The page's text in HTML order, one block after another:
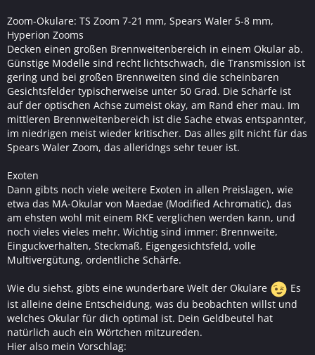
Zoom-Okulare: TS Zoom 7-21 mm, Spears Waler 5-8 mm,
Hyperion Zooms
Decken einen großen Brennweitenbereich in einem Okular ab.
Günstige Modelle sind recht lichtschwach, die Transmission ist
gering und bei großen Brennweiten sind die scheinbaren
Gesichtsfelder typischerweise unter 50 Grad. Die Schärfe ist
auf der optischen Achse zumeist okay, am Rand eher mau. Im
mittleren Brennweitenbereich ist die Sache etwas entspannter,
im niedrigen meist wieder kritischer. Das alles gilt nicht für das
Spears Waler Zoom, das alleridngs sehr teuer ist.
Exoten
Dann gibts noch viele weitere Exoten in allen Preislagen, wie
etwa das MA-Okular von Maedae (Modified Achromatic), das
am ehsten wohl mit einem RKE verglichen werden kann, und
noch vieles vieles mehr. Wichtig sind immer: Brennweite,
Einguckverhalten, Steckmaß, Eigengesichtsfeld, volle
Multivergütung, ordentliche Schärfe.
Wie du siehst, gibts eine wunderbare Welt der Okulare
Es
ist alleine deine Entscheidung, was du beobachten willst und
welches Okular für dich optimal ist. Dein Geldbeutel hat
natürlich auch ein Wörtchen mitzureden.
Hier also mein Vorschlag: